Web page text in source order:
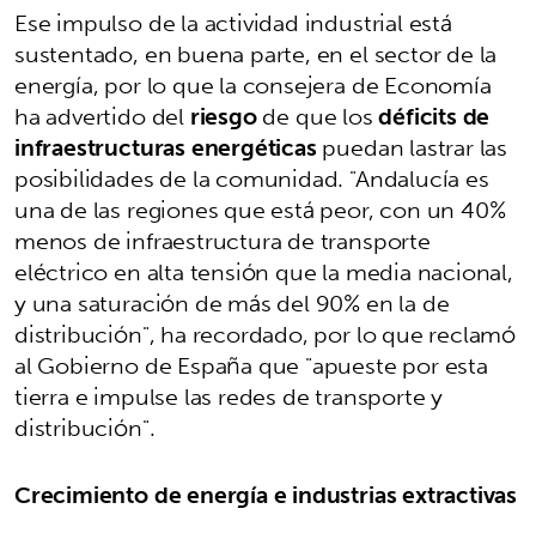
Ese impulso de la actividad industrial está
sustentado, en buena parte, en el sector de la
energía, por lo que la consejera de Economía
ha advertido delriesgode que losdéficits de
infraestructuras energéticaspuedan lastrar las
posibilidades de la comunidad. "Andalucía es
una de las regiones que está peor, con un 40%
menos de infraestructura de transporte
eléctrico en alta tensión que la media nacional,
y una saturación de más del 90% en la de
distribución", ha recordado, por lo que reclamó
al Gobierno de España que "apueste por esta
tierra e impulse las redes de transporte y
distribución".
Crecimiento de energía e industrias extractivas